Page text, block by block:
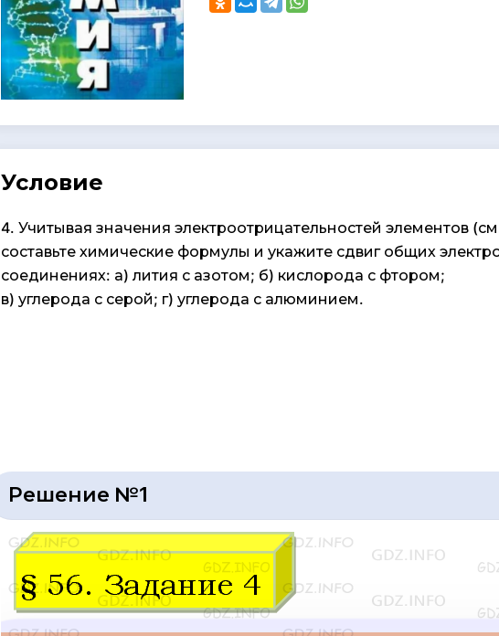
Условие
4. Учитывая значения электроотрицательностей элементов
составьте химические формулы и укажите сдвиг общих
соединениях: а) лития с азотом; б) кислорода с фтором;
в) углерода с серой; г) углерода с алюминием.
Решение №1